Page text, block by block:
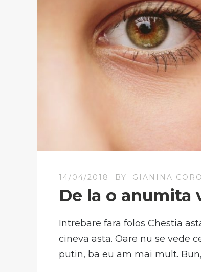
14/04/2018 BY GIANINA
De la o anumita
Intrebare fara folos Chestia
cineva asta. Oare nu se vede
putin, ba eu am mai mult.